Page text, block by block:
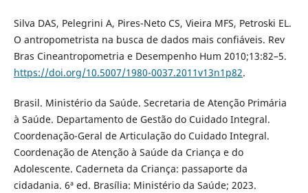
Silva DAS, Pelegrini A, Pires-Neto CS, Vieira MFS, Petroski EL.
O antropometrista na busca de dados mais confiáveis. Rev
Bras Cineantropometria e Desempenho Hum 2010;13:82–5.
https://doi.org/10.5007/1980-0037.2011v13n1p82.
Brasil. Ministério da Saúde. Secretaria de Atenção Primária
à Saúde. Departamento de Gestão do Cuidado Integral.
Coordenação-Geral de Articulação do Cuidado Integral.
Coordenação de Atenção à Saúde da Criança e do
Adolescente. Caderneta da Criança: passaporte da
cidadania. 6ª ed. Brasília: Ministério da Saúde; 2023.